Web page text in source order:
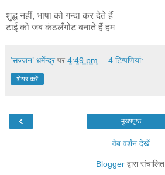
शुद्ध नहीं, भाषा को गन्दा कर देते हैं
टाई को जब कंठलँगोट बनाते हैं हम
‘सज्जन’ धर्मेन्द्र पर 4:49 pm 4 टिप्‍पणियां:
शेयर करें
‹ मुख्यपृष्ठ
वेब वर्शन देखें
Bloggerद्वारा संचालित.